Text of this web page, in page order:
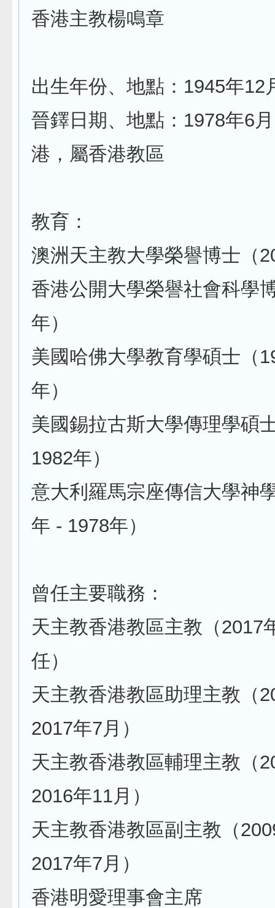
香港主教楊鳴章
出生年份、地點：1945年12
晉鐸日期、地點：1978年6
港，屬香港教區
教育：
澳洲天主教大學榮譽博士（
香港公開大學榮譽社會科學
年）
美國哈佛大學教育學碩士（
年）
美國錫拉古斯大學傳理學碩
1982年）
意大利羅馬宗座傳信大學神
年 - 1978年）
曾任主要職務：
天主教香港教區主教（2017
任）
天主教香港教區助理主教（
2017年7月）
天主教香港教區輔理主教（
2016年11月）
天主教香港教區副主教（
2017年7月）
香港明愛理事會主席